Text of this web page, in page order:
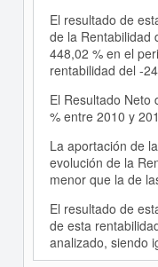
El resultado de
de la Rentabilidad
448,02 % en el
rentabilidad del -
El Resultado Neto
% entre 2010 y
La aportación de
evolución de la
menor que la de
El resultado de
de esta
analizado, siendo